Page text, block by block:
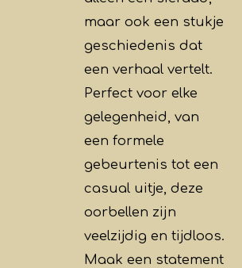
maar ook een stukje
geschiedenis dat
een verhaal vertelt.
Perfect voor elke
gelegenheid, van
een formele
gebeurtenis tot een
casual uitje, deze
oorbellen zijn
veelzijdig en tijdloos.
Maak een statement